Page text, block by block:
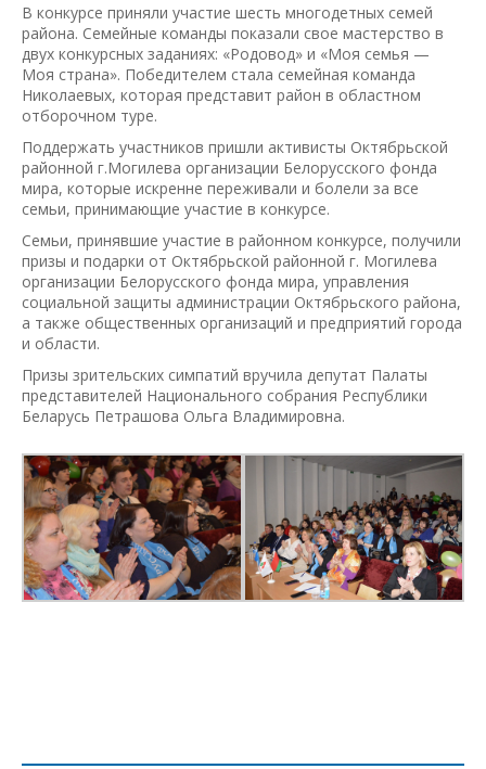
В конкурсе приняли участие шесть многодетных семей
района. Семейные команды показали свое мастерство в
двух конкурсных заданиях: «Родовод» и «Моя семья —
Моя страна». Победителем стала семейная команда
Николаевых, которая представит район в областном
отборочном туре.
Поддержать участников пришли активисты Октябрьской
районной г.Могилева организации Белорусского фонда
мира, которые искренне переживали и болели за все
семьи, принимающие участие в конкурсе.
Семьи, принявшие участие в районном конкурсе, получили
призы и подарки от Октябрьской районной г. Могилева
организации Белорусского фонда мира, управления
социальной защиты администрации Октябрьского района,
а также общественных организаций и предприятий города
и области.
Призы зрительских симпатий вручила депутат Палаты
представителей Национального собрания Республики
Беларусь Петрашова Ольга Владимировна.